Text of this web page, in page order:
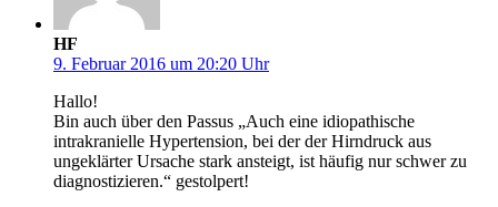
HF
9. Februar 2016 um 20:20 Uhr
Hallo!
Bin auch über den Passus „Auch eine idiopathische
intrakranielle Hypertension, bei der der Hirndruck aus
ungeklärter Ursache stark ansteigt, ist häufig nur schwer zu
diagnostizieren.“ gestolpert!